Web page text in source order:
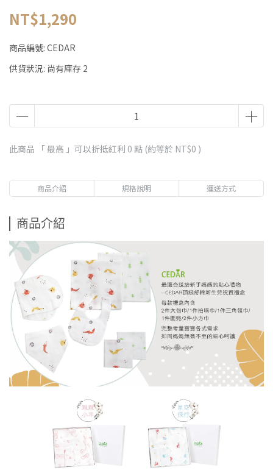
NT$1,290
商品編號: CEDAR
供貨狀況: 尚有庫存 2
此商品 「 最高 」可以折抵紅利 0 點 (約等於 NT$0 )
商品介紹 規格說明 運送方式
商品介紹